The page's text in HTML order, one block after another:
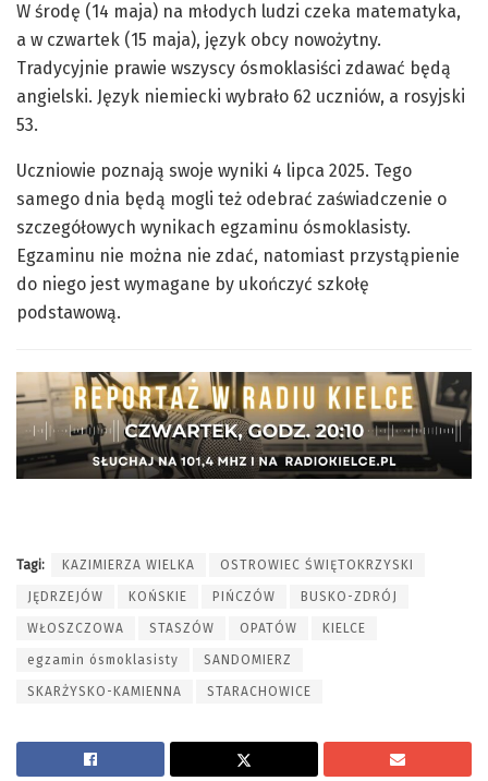
W środę (14 maja) na młodych ludzi czeka matematyka,
a w czwartek (15 maja), język obcy nowożytny.
Tradycyjnie prawie wszyscy ósmoklasiści zdawać będą
angielski. Język niemiecki wybrało 62 uczniów, a rosyjski
53.
Uczniowie poznają swoje wyniki 4 lipca 2025. Tego
samego dnia będą mogli też odebrać zaświadczenie o
szczegółowych ‎wynikach egzaminu ósmoklasisty.
Egzaminu nie można nie zdać, natomiast przystąpienie
do niego jest wymagane by ukończyć szkołę
podstawową.
Tagi: KAZIMIERZA WIELKA OSTROWIEC ŚWIĘTOKRZYSKI
JĘDRZEJÓW KOŃSKIE PIŃCZÓW BUSKO-ZDRÓJ
WŁOSZCZOWA STASZÓW OPATÓW KIELCE
egzamin ósmoklasisty SANDOMIERZ
SKARŻYSKO-KAMIENNA STARACHOWICE